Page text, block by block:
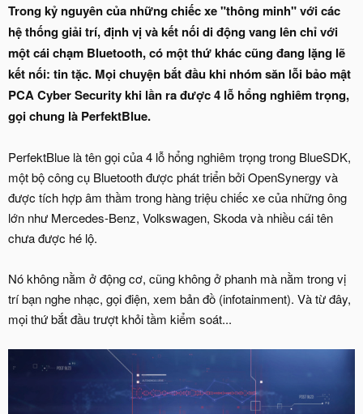
Trong kỷ nguyên của những chiếc xe "thông minh" với các
hệ thống giải trí, định vị và kết nối di động vang lên chỉ với
một cái chạm Bluetooth, có một thứ khác cũng đang lặng lẽ
kết nối: tin tặc. Mọi chuyện bắt đầu khi nhóm săn lỗi bảo mật
PCA Cyber Security khi lần ra được 4 lỗ hổng nghiêm trọng,
gọi chung là PerfektBlue.
PerfektBlue là tên gọi của 4 lỗ hổng nghiêm trọng trong BlueSDK,
một bộ công cụ Bluetooth được phát triển bởi OpenSynergy và
được tích hợp âm thầm trong hàng triệu chiếc xe của những ông
lớn như Mercedes-Benz, Volkswagen, Skoda và nhiều cái tên
chưa được hé lộ.
Nó không nằm ở động cơ, cũng không ở phanh mà nằm trong vị
trí bạn nghe nhạc, gọi điện, xem bản đồ (infotainment). Và từ đây,
mọi thứ bắt đầu trượt khỏi tầm kiểm soát...